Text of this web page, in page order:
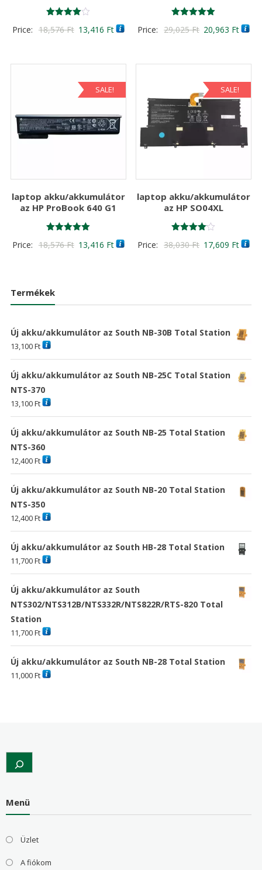
4.00
Price: 18,576Ft Original
13,416 FtCurrent
5.00
Price: 29,025Ft Original
20,963 Ft
SALE!
laptop akku/akkumulátor
az HP ProBook 640 G1
5.00
Price: 18,576Ft Original
13,416 FtCurrent
SALE!
laptop akku/akkumulátor
az HP SO04XL
4.00
Price: 38,030Ft Original
17,609 Ft
Termékek
Új akku/akkumulátor az South NB-30B Total Station
13,100Ft
Új akku/akkumulátor az South NB-25C Total Station
NTS-370
13,100Ft
Új akku/akkumulátor az South NB-25 Total Station
NTS-360
12,400Ft
Új akku/akkumulátor az South NB-20 Total Station
NTS-350
12,400Ft
Új akku/akkumulátor az South HB-28 Total Station
11,700Ft
Új akku/akkumulátor az South
NTS302/NTS312B/NTS332R/NTS822R/RTS-820 Total
Station
11,700Ft
Új akku/akkumulátor az South NB-28 Total Station
11,000Ft
Search
Menü
Üzlet
A fiókom